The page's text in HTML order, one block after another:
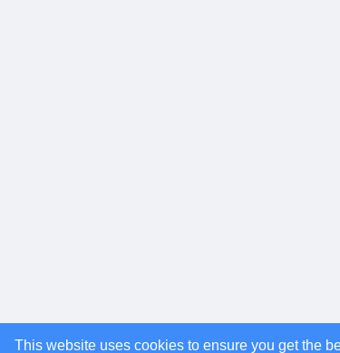
This website uses cookies to ensure you get the